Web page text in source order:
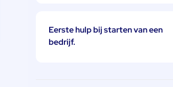
Eerste hulp bij starten van een
bedrijf.